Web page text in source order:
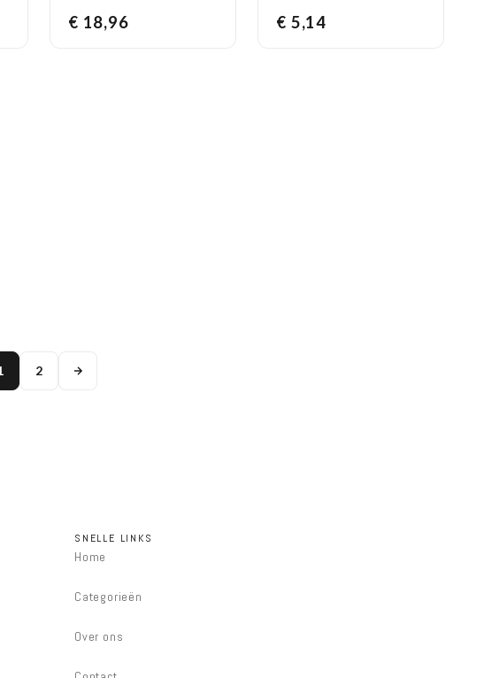
€ 18,96
€ 5,14
2
SNELLE LINKS
Home
Categorieën
Over ons